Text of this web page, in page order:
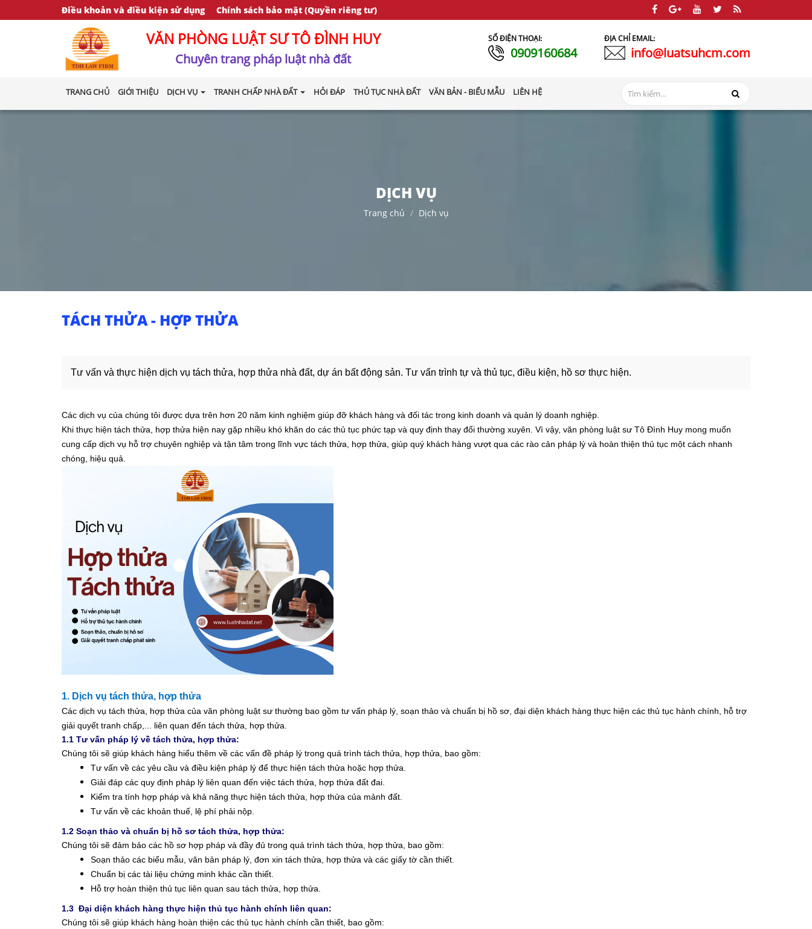
Điều khoản và điều kiện sử dụng Chính sách bảo mật (Quyền riêng tư)
VĂN PHÒNG LUẬT SƯ TÔ ĐÌNH HUY
Chuyên trang pháp luật nhà đất
SỐ ĐIỆN THOẠI:
0909160684
ĐỊA CHỈ EMAIL:
info@luatsuhcm.com
TRANG CHỦ GIỚI THIỆU DỊCH VỤ TRANH CHẤP NHÀ ĐẤT HỎI ĐÁP THỦ TỤC NHÀ ĐẤT VĂN BẢN - BIỂU MẪU LIÊN HỆ
DỊCH VỤ
Trang chủ Dịch vụ
TÁCH THỬA - HỢP THỬA
Tư vấn và thực hiện dịch vụ tách thửa, hợp thửa nhà đất, dự án bất động sản. Tư vấn trình tự và thủ tục, điều kiện, hồ sơ thực hiện.
Các dịch vụ của chúng tôi được dựa trên hơn 20 năm kinh nghiệm giúp đỡ khách hàng và đối tác trong kinh doanh và quản lý doanh nghiệp.
Khi thực hiện tách thửa, hợp thửa hiện nay gặp nhiều khó khăn do các thủ tục phức tạp và quy định thay đổi thường xuyên. Vì vậy, văn phòng luật sư Tô Đình Huy mong muốn
cung cấp dịch vụ hỗ trợ chuyên nghiệp và tận tâm trong lĩnh vực tách thửa, hợp thửa, giúp quý khách hàng vượt qua các rào cản pháp lý và hoàn thiện thủ tục một cách nhanh
chóng, hiệu quả.
1. Dịch vụ tách thửa, hợp thửa
Các dịch vụ tách thửa, hợp thửa của văn phòng luật sư thường bao gồm tư vấn pháp lý, soạn thảo và chuẩn bị hồ sơ, đại diện khách hàng thực hiện các thủ tục hành chính, hỗ trợ
giải quyết tranh chấp,... liên quan đến tách thửa, hợp thửa.
1.1 Tư vấn pháp lý về tách thửa, hợp thửa:
Chúng tôi sẽ giúp khách hàng hiểu thêm về các vấn đề pháp lý trong quá trình tách thửa, hợp thửa, bao gồm:
Tư vấn về các yêu cầu và điều kiện pháp lý để thực hiện tách thửa hoặc hợp thửa.
Giải đáp các quy định pháp lý liên quan đến việc tách thửa, hợp thửa đất đai.
Kiểm tra tính hợp pháp và khả năng thực hiện tách thửa, hợp thửa của mảnh đất.
Tư vấn về các khoản thuế, lệ phí phải nộp.
1.2 Soạn thảo và chuẩn bị hồ sơ tách thửa, hợp thửa:
Chúng tôi sẽ đảm bảo các hồ sơ hợp pháp và đầy đủ trong quá trình tách thửa, hợp thửa, bao gồm:
Soạn thảo các biểu mẫu, văn bản pháp lý, đơn xin tách thửa, hợp thửa và các giấy tờ cần thiết.
Chuẩn bị các tài liệu chứng minh khác cần thiết.
Hỗ trợ hoàn thiện thủ tục liên quan sau tách thửa, hợp thửa.
1.3 Đại diện khách hàng thực hiện thủ tục hành chính liên quan:
Chúng tôi sẽ giúp khách hàng hoàn thiện các thủ tục hành chính cần thiết, bao gồm: